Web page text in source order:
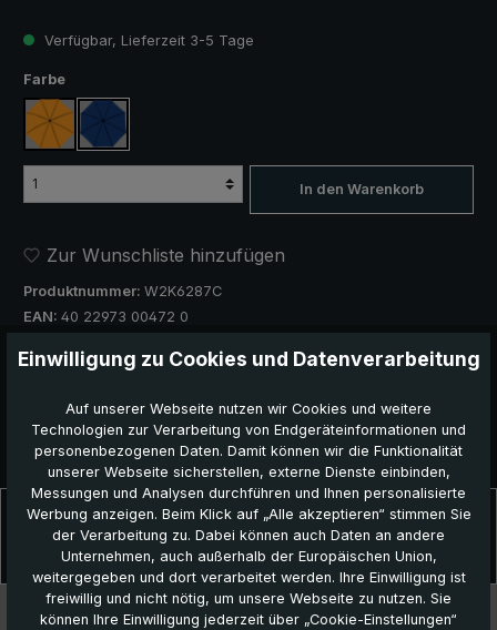
Verfügbar, Lieferzeit 3-5 Tage
Farbeauswählen
orange königsblau
In den Warenkorb
Zur Wunschliste hinzufügen
Produktnummer: W2K6287C
EAN: 40 22973 00472 0
Dieses Produkt weiterempfehlen:
Beschreibung
Der Kinder-Trekking-Regenschirm "Swing liteflex kids" mit lustigem
Froschmotiv und manuellem Schieber hält die Kleinen siche…
Technische Daten
Einwilligung zu Cookies und Datenverarbeitung
Auf unserer Webseite nutzen wir Cookies und weitere
Technologien zur Verarbeitung von Endgeräteinformationen und
personenbezogenen Daten. Damit können wir die Funktionalität
unserer Webseite sicherstellen, externe Dienste einbinden,
Messungen und Analysen durchführen und Ihnen personalisierte
Werbung anzeigen. Beim Klick auf „Alle akzeptieren“ stimmen Sie
der Verarbeitung zu. Dabei können auch Daten an andere
Unternehmen, auch außerhalb der Europäischen Union,
weitergegeben und dort verarbeitet werden. Ihre Einwilligung ist
freiwillig und nicht nötig, um unsere Webseite zu nutzen. Sie
können Ihre Einwilligung jederzeit über „Cookie-Einstellungen“